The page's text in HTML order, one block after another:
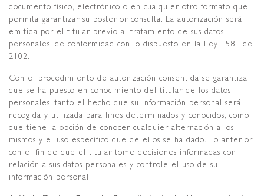
documento físico, electrónico o en cualquier otro formato que
permita garantizar su posterior consulta. La autorización será
emitida por el titular previo al tratamiento de sus datos
personales, de conformidad con lo dispuesto en la Ley 1581 de
2102.
Con el procedimiento de autorización consentida se garantiza
que se ha puesto en conocimiento del titular de los datos
personales, tanto el hecho que su información personal será
recogida y utilizada para fines determinados y conocidos, como
que tiene la opción de conocer cualquier alternación a los
mismos y el uso específico que de ellos se ha dado. Lo anterior
con el fin de que el titular tome decisiones informadas con
relación a sus datos personales y controle el uso de su
información personal.